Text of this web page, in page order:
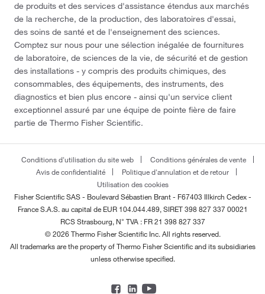
de produits et des services d'assistance étendus aux marchés
de la recherche, de la production, des laboratoires d'essai,
des soins de santé et de l'enseignement des sciences.
Comptez sur nous pour une sélection inégalée de fournitures
de laboratoire, de sciences de la vie, de sécurité et de gestion
des installations - y compris des produits chimiques, des
consommables, des équipements, des instruments, des
diagnostics et bien plus encore - ainsi qu'un service client
exceptionnel assuré par une équipe de pointe fière de faire
partie de Thermo Fisher Scientific.
Conditions d'utilisation du site web
Conditions générales de vente
Avis de confidentialité
Politique d'annulation et de retour
Utilisation des cookies
Fisher Scientific SAS - Boulevard Sébastien Brant - F67403 Illkirch Cedex -
FranceS.A.S. au capital de EUR 104.044.489, SIRET 398 827 337 00021
RCS Strasbourg, N° TVA : FR 21 398 827 337
© 2026 Thermo Fisher Scientific Inc. All rights reserved.
All trademarks are the property of Thermo Fisher Scientific and its subsidiaries
unless otherwise specified.